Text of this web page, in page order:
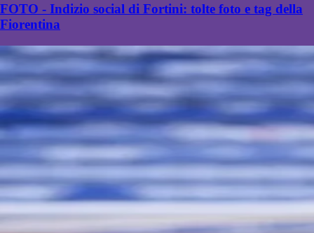
FOTO - Indizio social di Fortini: tolte foto e tag della
Fiorentina